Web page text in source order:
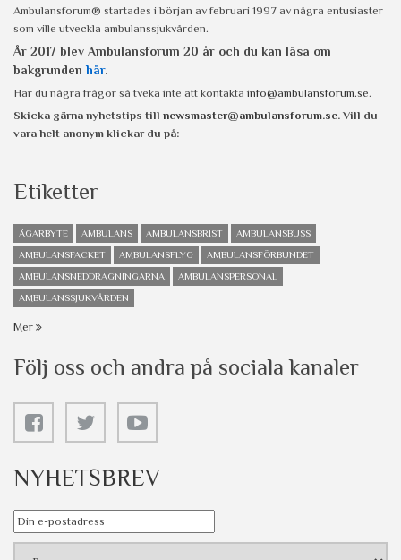
Ambulansforum® startades i början av februari 1997 av några entusiaster
som ville utveckla ambulanssjukvården.
År 2017 blev Ambulansforum 20 år och du kan läsa om
bakgrunden här.
Har du några frågor så tveka inte att kontakta info@ambulansforum.se.
Skicka gärna nyhetstips till newsmaster@ambulansforum.se. Vill du
vara helt anonym klickar du på:
Etiketter
ÄGARBYTE AMBULANS AMBULANSBRIST
AMBULANSBUSS
AMBULANSFACKET
AMBULANSFLYG
AMBULANSFÖRBUNDET
AMBULANSNEDDRAGNINGARNA
AMBULANSPERSONAL
AMBULANSSJUKVÅRDEN
Mer
Följ oss och andra på sociala kanaler
NYHETSBREV